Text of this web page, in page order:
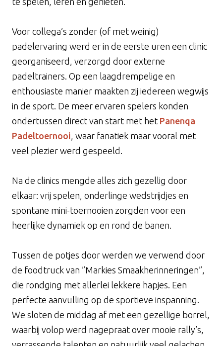
Voor collega’s zonder (of met weinig)
padelervaring werd er in de eerste uren een clinic
georganiseerd, verzorgd door externe
padeltrainers. Op een laagdrempelige en
enthousiaste manier maakten zij iedereen wegwijs
in de sport. De meer ervaren spelers konden
ondertussen direct van start met het Panenqa
Padeltoernooi , waar fanatiek maar vooral met
veel plezier werd gespeeld.
Na de clinics mengde alles zich gezellig door
elkaar: vrij spelen, onderlinge wedstrijdjes en
spontane mini-toernooien zorgden voor een
heerlijke dynamiek op en rond de banen.
Tussen de potjes door werden we verwend door
de foodtruck van ”Markies Smaakherinneringen”,
die rondging met allerlei lekkere hapjes. Een
perfecte aanvulling op de sportieve inspanning.
We sloten de middag af met een gezellige borrel,
waarbij volop werd nagepraat over mooie rally’s,